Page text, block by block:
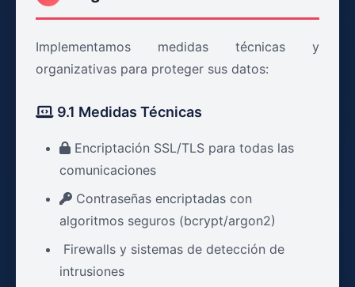
Implementamos medidas técnicas y
organizativas para proteger sus datos:
9.1 Medidas Técnicas
Encriptación SSL/TLS para todas las
comunicaciones
Contraseñas encriptadas con
algoritmos seguros (bcrypt/argon2)
Firewalls y sistemas de detección de
intrusiones